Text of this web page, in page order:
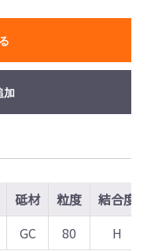
加
砥材 粒度
結合度
GC 80 H